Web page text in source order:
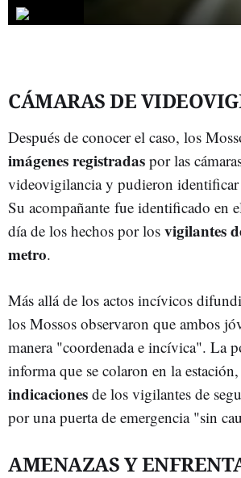
CÁMARAS DE
Después de conocer el caso, los
imágenes registradas por las
videovigilancia y pudieron identificar
Su acompañante fue identificado en
día de los hechos por los vigilantes
metro.
Más allá de los actos incívicos
los Mossos observaron que ambos
manera "coordenada e incívica". La
informa que se colaron en la estación,
indicaciones de los vigilantes de
por una puerta de emergencia "sin
AMENAZAS Y